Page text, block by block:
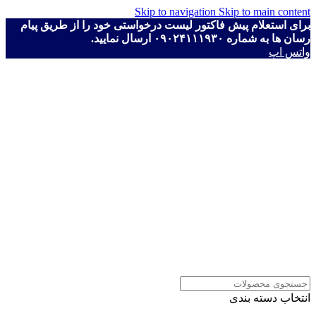
Skip to navigation Skip to main content
برای استعلام پیش فاکتور لیست درخواستی خود را از طریق پیام
رسان ها به شماره ۰۹۰۲۴۱۱۱۹۳۰ ارسال نمایید.
واتس اپ
انتخاب دسته بندی